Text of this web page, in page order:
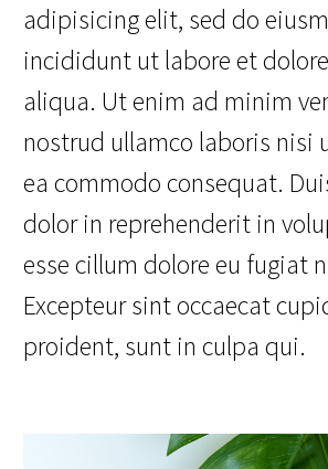
adipisicing elit, sed do
incididunt ut labore et
aliqua. Ut enim ad minim
nostrud ullamco laboris nisi
ea commodo consequat.
dolor in reprehenderit in
esse cillum dolore eu fugiat
Excepteur sint occaecat
proident, sunt in culpa qui.